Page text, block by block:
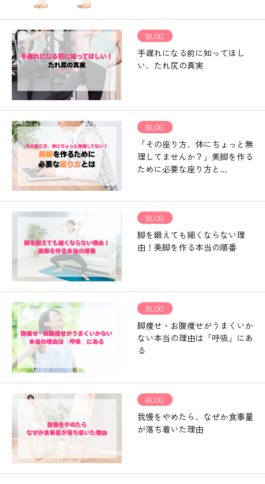
BLOG
手遅れになる前に知ってほし
い、たれ尻の真実
BLOG
「その座り方、体にちょっと無
理してませんか？」美脚を作る
ために必要な座り方と…
BLOG
脚を鍛えても細くならない理
由！美脚を作る本当の順番
BLOG
脚痩せ・お腹痩せがうまくいか
ない本当の理由は「呼吸」にあ
る
BLOG
我慢をやめたら、なぜか食事量
が落ち着いた理由